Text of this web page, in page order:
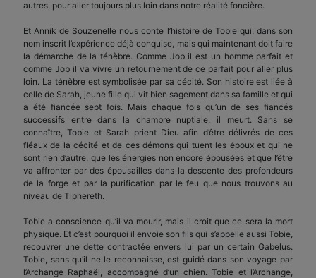
autres, pour aller toujours plus loin dans notre réalité foncière.
Et Annik de Souzenelle nous conte l’histoire de Tobie qui, dans son
nom inscrit l’expérience déjà conquise, mais qui maintenant doit faire
la démarche de la ténèbre. Comme Job il est un homme parfait et
comme Job il va vivre un retournement de ce parfait pour aller plus
loin. La ténèbre est symbolisée par sa cécité. Son histoire est liée à
celle de Sarah, jeune fille qui vit bien sagement dans sa famille et qui
a été fiancée sept fois. Mais chaque fois qu’un de ses fiancés
successifs entre dans la chambre nuptiale, il meurt. Sans se
connaître, Tobie et Sarah prient Dieu afin d’être délivrés de ces
fléaux de la cécité et de ces démons qui tuent les époux et qui ne
sont rien d’autre, que les énergies non encore épousées et que l’être
va affronter par des épousailles dans la descente des profondeurs
de la forge et par la purification par le feu que nous trouvons au
niveau de Tiphereth.
Tobie a conscience qu’il va mourir, mais il croit que ce sera la mort
physique. Et c’est pourquoi il envoie son fils qui s’appelle aussi Tobie,
recouvrer une dette contractée envers lui par un certain Gabelus.
Tobie, sans qu’il ne le reconnaisse, est guidé dans son voyage par
l’Archange Raphaël, accompagné d’un chien. Tobie et l’Archange,